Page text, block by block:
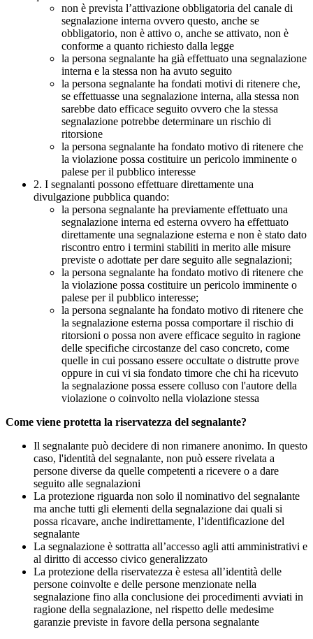
non è prevista l’attivazione obbligatoria del canale di
segnalazione interna ovvero questo, anche se
obbligatorio, non è attivo o, anche se attivato, non è
conforme a quanto richiesto dalla legge
la persona segnalante ha già effettuato una segnalazione
interna e la stessa non ha avuto seguito
la persona segnalante ha fondati motivi di ritenere che,
se effettuasse una segnalazione interna, alla stessa non
sarebbe dato efficace seguito ovvero che la stessa
segnalazione potrebbe determinare un rischio di
ritorsione
la persona segnalante ha fondato motivo di ritenere che
la violazione possa costituire un pericolo imminente o
palese per il pubblico interesse
2. I segnalanti possono effettuare direttamente una
divulgazione pubblica quando:
la persona segnalante ha previamente effettuato una
segnalazione interna ed esterna ovvero ha effettuato
direttamente una segnalazione esterna e non è stato dato
riscontro entro i termini stabiliti in merito alle misure
previste o adottate per dare seguito alle segnalazioni;
la persona segnalante ha fondato motivo di ritenere che
la violazione possa costituire un pericolo imminente o
palese per il pubblico interesse;
la persona segnalante ha fondato motivo di ritenere che
la segnalazione esterna possa comportare il rischio di
ritorsioni o possa non avere efficace seguito in ragione
delle specifiche circostanze del caso concreto, come
quelle in cui possano essere occultate o distrutte prove
oppure in cui vi sia fondato timore che chi ha ricevuto
la segnalazione possa essere colluso con l'autore della
violazione o coinvolto nella violazione stessa
Come viene protetta la riservatezza del segnalante?
Il segnalante può decidere di non rimanere anonimo. In questo
caso, l'identità del segnalante, non può essere rivelata a
persone diverse da quelle competenti a ricevere o a dare
seguito alle segnalazioni
La protezione riguarda non solo il nominativo del segnalante
ma anche tutti gli elementi della segnalazione dai quali si
possa ricavare, anche indirettamente, l’identificazione del
segnalante
La segnalazione è sottratta all’accesso agli atti amministrativi e
al diritto di accesso civico generalizzato
La protezione della riservatezza è estesa all’identità delle
persone coinvolte e delle persone menzionate nella
segnalazione fino alla conclusione dei procedimenti avviati in
ragione della segnalazione, nel rispetto delle medesime
garanzie previste in favore della persona segnalante